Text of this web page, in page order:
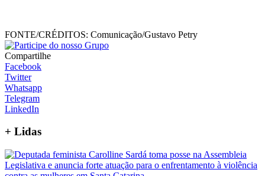
FONTE/CRÉDITOS: Comunicação/Gustavo Petry
Compartilhe
Facebook
Twitter
Whatsapp
Telegram
LinkedIn
+ Lidas